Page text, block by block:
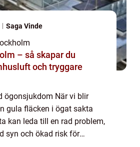
Saga Vinde
– så skapar du
och tryggare
ögonsjukdom När vi blir
gula fläcken i ögat sakta
kan leda till en rad problem,
syn och ökad risk för